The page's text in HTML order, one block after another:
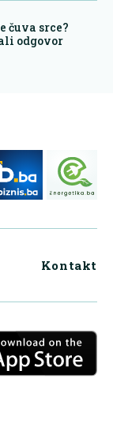
čuva srce?
odgovor
Kontakt